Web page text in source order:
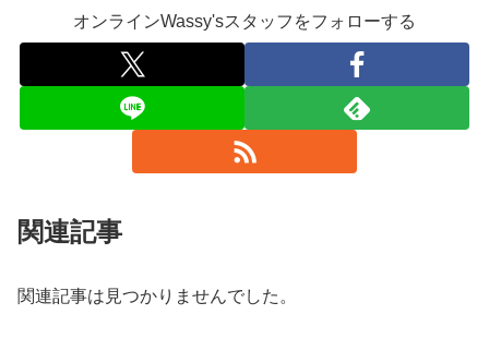
オンラインWassy'sスタッフをフォローする
関連記事
関連記事は見つかりませんでした。